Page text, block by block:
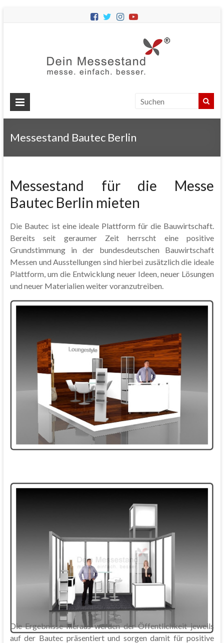
Messestände
für
Messestand Bautec Berlin
Messestand für die Messe
Bautec Berlin mieten
Die Bautec ist eine ideale Plattform für die Bauwirtschaft.
Bereits seit geraumer Zeit herrscht eine positive
Grundstimmung in der bundesdeutschen Bauwirtschaft
Messen und Ausstellungen sind hierbei zusätzlich die ideale
Plattform, um die Entwicklung neuer Ideen, neuer Lösungen
und neuer Materialien weiter voranzutreiben.
Die Ergebnisse hieraus werden der Öffentlichkeit jeweils
auf der Bautec präsentiert und sorgen damit für positive